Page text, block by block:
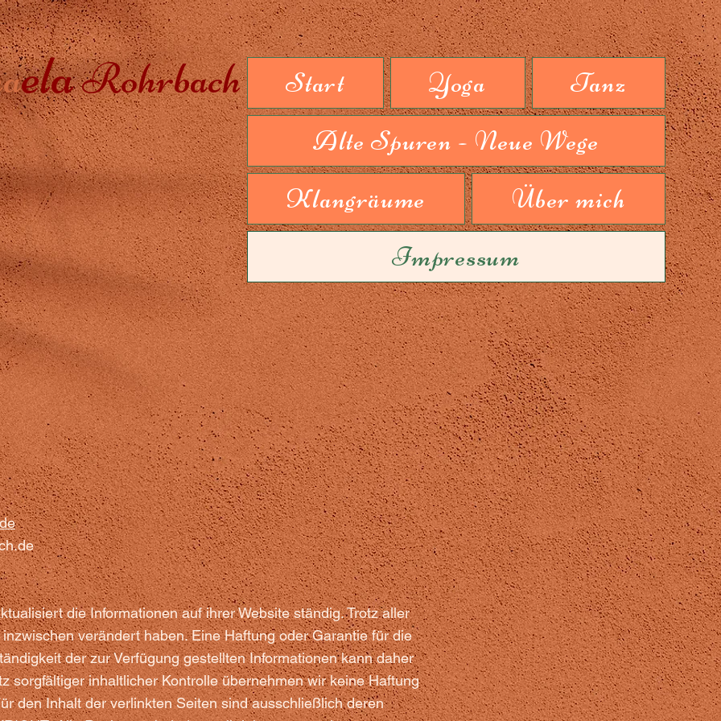
elaRohrbach Start Yoga
Tanz
Alte Spuren - Neue Wege
Klangräume
Über mich
Impressum
die Informationen auf ihrer Website ständig. Trotz aller
verändert haben. Eine Haftung oder Garantie für die
der zur Verfügung gestellten Informationen kann daher
sorgfältiger inhaltlicher Kontrolle übernehmen wir keine Haftung
den Inhalt der verlinkten Seiten sind ausschließlich deren